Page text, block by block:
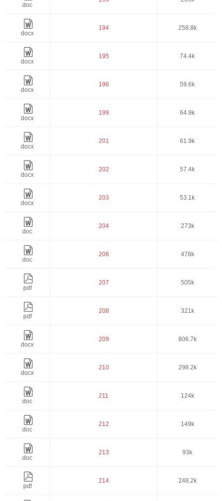
doc
docx
194 258.8k
docx
195 74.4k
docx
196 59.6k
docx
199 64.9k
docx
201 61.9k
docx
202 57.4k
docx
203 53.1k
doc
204 273k
doc
206 478k
pdf
207 505k
pdf
208 321k
docx
209 806.7k
docx
210 298.2k
doc
211 124k
doc
212 149k
doc
213 93k
pdf
214 248.2k